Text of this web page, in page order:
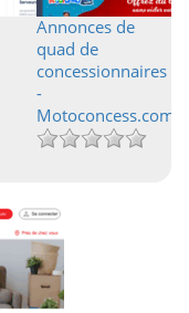
Annonces de
quad de
concessionnaires
-
Motoconcess.com